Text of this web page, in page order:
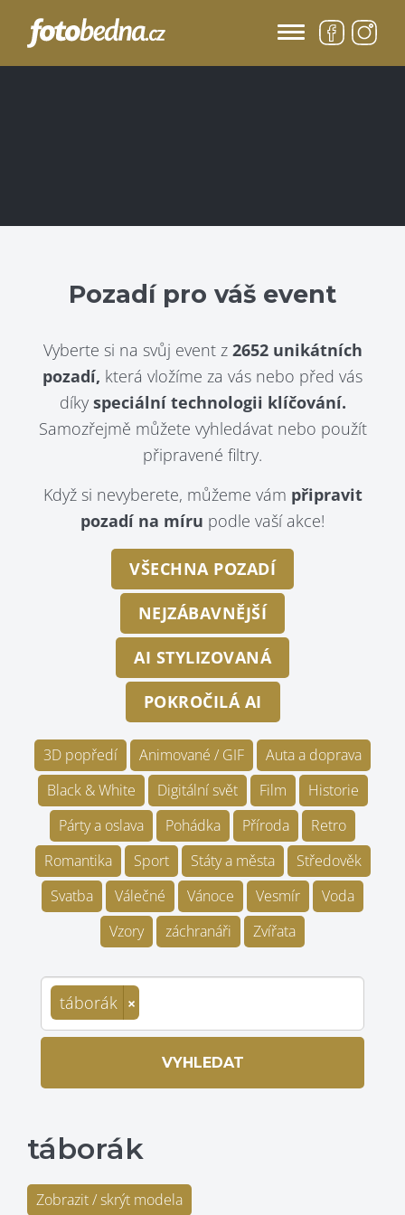
Pozadí pro váš event
Vyberte si na svůj event z 2652 unikátních
pozadí, která vložíme za vás nebo před vás
díky speciální technologii klíčování.
Samozřejmě můžete vyhledávat nebo použít
připravené filtry.
Když si nevyberete, můžeme vám připravit
pozadí na míru podle vaší akce!
VŠECHNA POZADÍ
NEJZÁBAVNĚJŠÍ
AI STYLIZOVANÁ
POKROČILÁ AI
3D popředí Animované / GIF
Auta a doprava
Black & White
Digitální svět Film
Historie
Párty a oslava
Pohádka Příroda
Retro
Romantika
Sport Státy a města
Středověk
Svatba
Válečné Vánoce Vesmír
Voda
Vzory
záchranáři Zvířata
táborák ×
VYHLEDAT
táborák
Zobrazit / skrýt modela